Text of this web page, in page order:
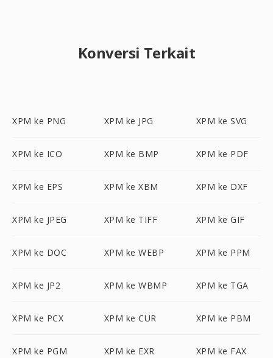
Konversi Terkait
XPM ke PNG XPM ke JPG XPM ke SVG
XPM ke ICO XPM ke BMP XPM ke PDF
XPM ke EPS XPM ke XBM XPM ke DXF
XPM ke JPEG XPM ke TIFF XPM ke GIF
XPM ke DOC XPM ke WEBP XPM ke PPM
XPM ke JP2 XPM ke WBMP XPM ke TGA
XPM ke PCX XPM ke CUR XPM ke PBM
XPM ke PGM XPM ke EXR XPM ke FAX